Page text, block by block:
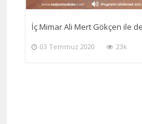
İç Mimar Ali Mert Gökçen ile
03 Temmuz 2020 23k